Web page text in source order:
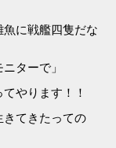
に戦艦四隻だな
ターで」
やります！！
きてきたっての